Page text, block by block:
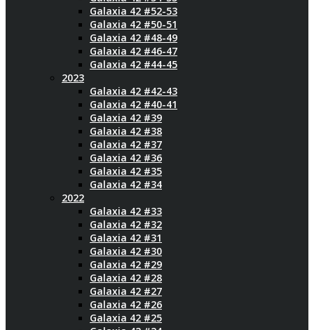
Galaxia 42 #52-53
Galaxia 42 #50-51
Galaxia 42 #48-49
Galaxia 42 #46-47
Galaxia 42 #44-45
2023
Galaxia 42 #42-43
Galaxia 42 #40-41
Galaxia 42 #39
Galaxia 42 #38
Galaxia 42 #37
Galaxia 42 #36
Galaxia 42 #35
Galaxia 42 #34
2022
Galaxia 42 #33
Galaxia 42 #32
Galaxia 42 #31
Galaxia 42 #30
Galaxia 42 #29
Galaxia 42 #28
Galaxia 42 #27
Galaxia 42 #26
Galaxia 42 #25